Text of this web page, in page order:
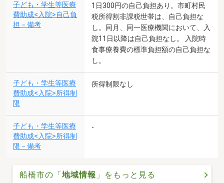
子ども・学生等医療
費助成<入院>自己負
担－備考
1日300円の自己負担あり。市町村民
税所得割非課税世帯は、自己負担な
し。同月、同一医療機関において、入
院11日以降は自己負担なし。 入院時
食事療養費の標準負担額の自己負担な
し。
子ども・学生等医療
費助成<入院>所得制
限
所得制限なし
子ども・学生等医療
費助成<入院>所得制
限－備考
-
船橋市の「地域情報 」をもっと見る